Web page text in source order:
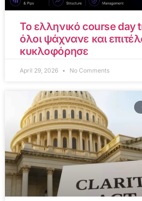
Το ελληνικό course day
όλοι ψάχνανε και
κυκλοφόρησε
April 29, 2026 No Comments